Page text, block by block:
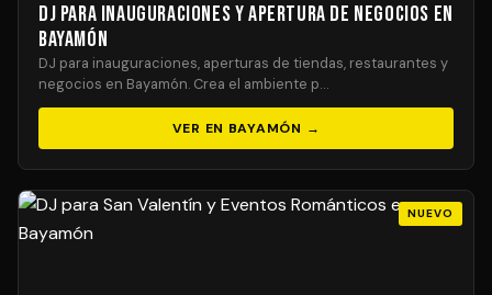
DJ para Inauguraciones y Apertura de Negocios en
Bayamón
DJ para inauguraciones, aperturas de tiendas, restaurantes y
negocios en Bayamón. Crea el ambiente p…
VER EN BAYAMÓN →
NUEVO